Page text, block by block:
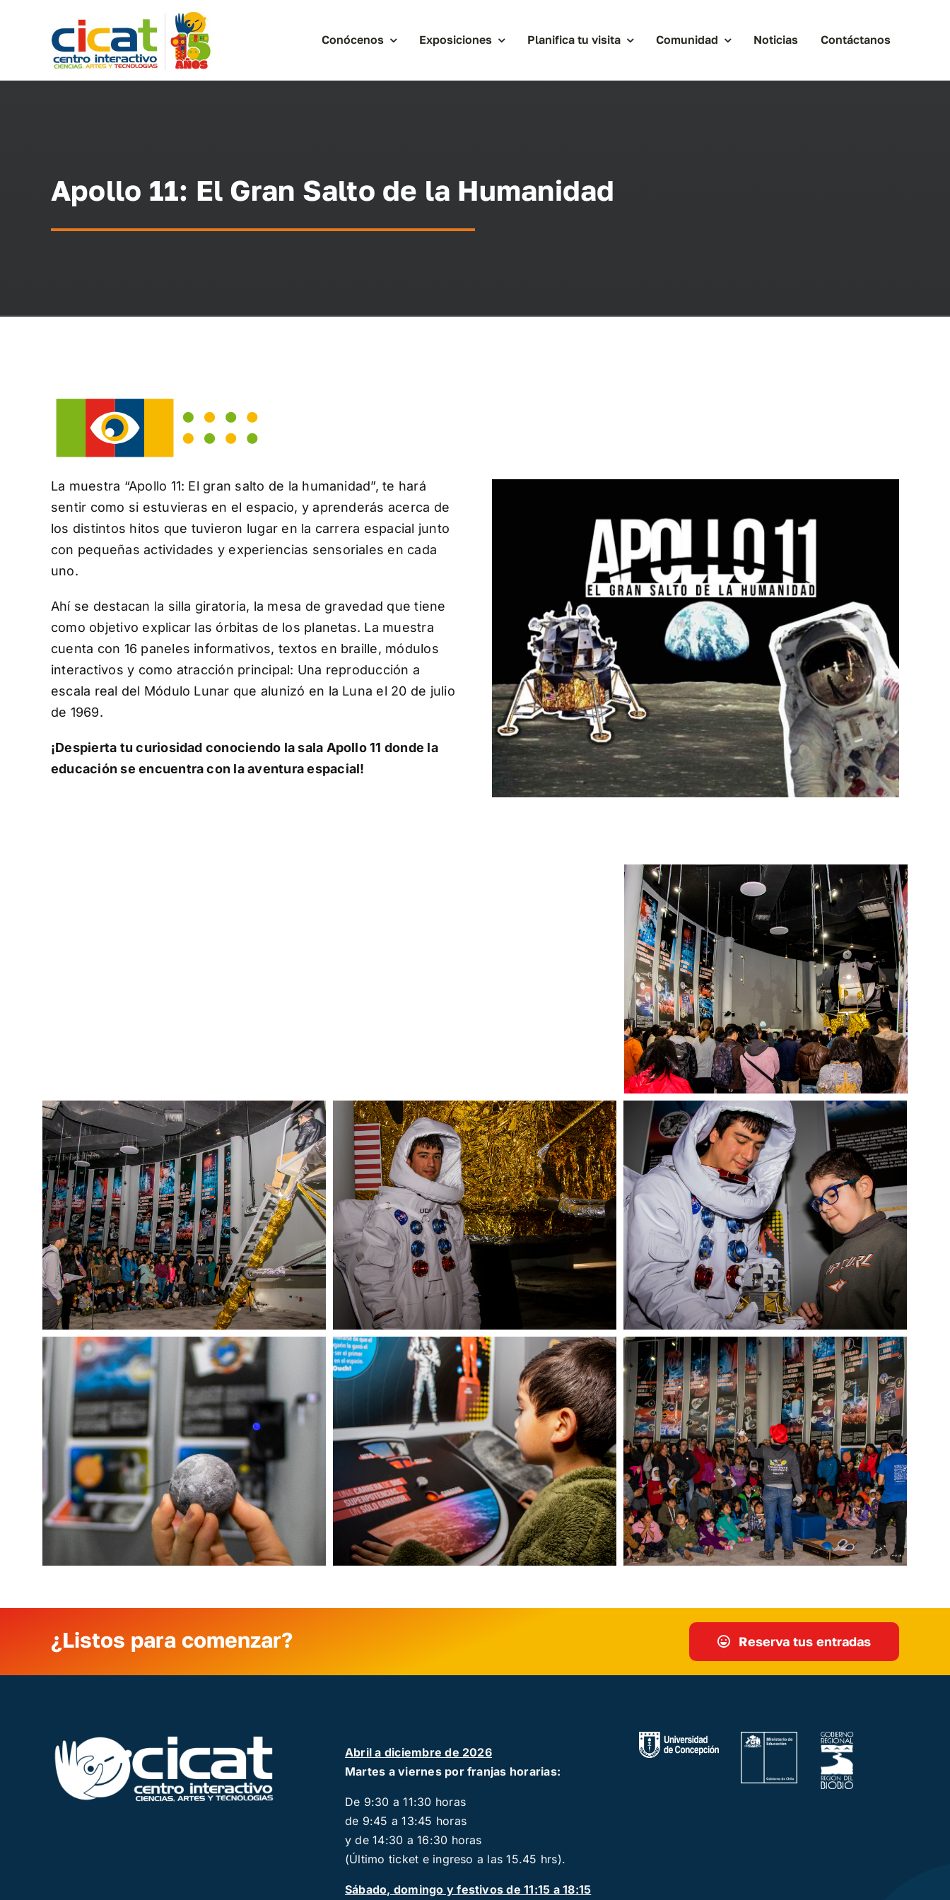
Conócenos Exposiciones Planifica tu visita Comunidad Noticias Contáctanos
Apollo 11: El Gran Salto de la Humanidad
La muestra “Apollo 11: El gran salto de la humanidad”, te hará
sentir como si estuvieras en el espacio, y aprenderás acerca de
los distintos hitos que tuvieron lugar en la carrera espacial junto
con pequeñas actividades y experiencias sensoriales en cada
uno.
Ahí se destacan la silla giratoria, la mesa de gravedad que tiene
como objetivo explicar las órbitas de los planetas. La muestra
cuenta con 16 paneles informativos, textos en braille, módulos
interactivos y como atracción principal: Una reproducción a
escala real del Módulo Lunar que alunizó en la Luna el 20 de julio
de 1969.
¡Despierta tu curiosidad conociendo la sala Apollo 11 donde la
educación se encuentra con la aventura espacial!
¿Listos para comenzar? Reserva tus entradas
Abril a diciembre de 2026
Martes a viernes por franjas horarias:
De 9:30 a 11:30 horas
de 9:45 a 13:45 horas
y de 14:30 a 16:30 horas
(Último ticket e ingreso a las 15.45 hrs).
Sábado, domingo y festivos de 11:15 a 18:15